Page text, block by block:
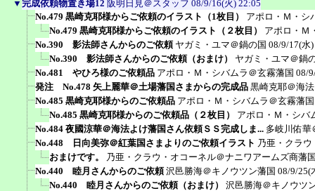
▼ 完成依頼物置き場12 阪明日見＠スタッフ 08/9/16(火) 22:05
No.479 黒崎克耶様からご依頼のイラスト（1枚目）
アポロ・Ｍ・シ
No.479 黒崎克耶様からご依頼のイラスト（２枚目）
アポロ・Ｍ
No.390 影法師さんからのご依頼 ヤガミ・ユマ＠鍋の国 08/9/17(水
No.390 影法師さんからのご依頼（おまけ）
ヤガミ・ユマ＠鍋
No.481 やひろ様のご依頼品 アポロ・Ｍ・シバムラ＠玄霧藩国 08/
発注 No.478 矢上麗華＠土場藩国さまからの完成品 黒崎克耶＠海
No.485 黒崎克耶様からのご依頼品 アポロ・Ｍ・シバムラ＠玄霧藩国
No.485 黒崎克耶様からのご依頼品（２枚目）
アポロ・Ｍ・シバ
No.484 夜國涼華＠海法よけ藩国さん依頼ＳＳ完成しま... 多岐川佑華
No.448 日向美弥＠紅葉国さまよりのご依頼イラスト 乃亜・クラ
おまけです。
乃亜・クラウ・オコーネル＠ナニワアームズ商藩
No.440 睦月さんからのご依頼 沢邑勝海＠キノウツン藩国 08/9/25(
No.440 睦月さんからのご依頼（おまけ）
沢邑勝海＠キノウツ